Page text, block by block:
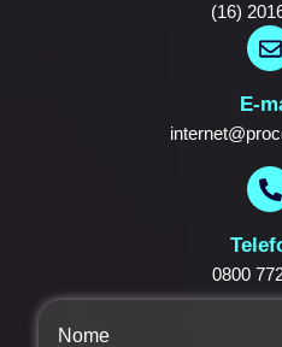
(16)
E-
0800
Nome